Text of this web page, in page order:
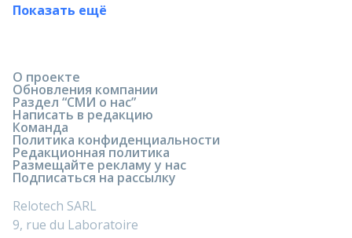
Показать ещё
О проекте
Обновления компании
Раздел “СМИ о нас”
Написать в редакцию
Команда
Политика конфиденциальности
Редакционная политика
Размещайте рекламу у нас
Подписаться на рассылку
Relotech SARL
9, rue du Laboratoire